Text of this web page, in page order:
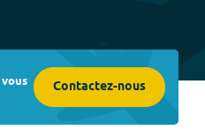
Contactez-nous